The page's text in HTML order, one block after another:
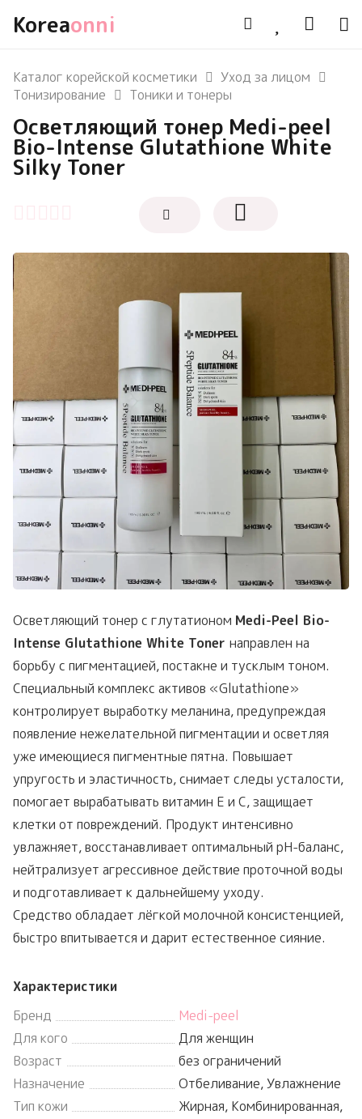
Koreaonni
Каталог корейской косметики
Уход за лицом
Тонизирование
Тоники и тонеры
Осветляющий тонер Medi-peel
Bio-Intense Glutathione White
Silky Toner
Осветляющий тонер с глутатионом Medi-Peel Bio-
Intense Glutathione White Toner направлен на
борьбу с пигментацией, постакне и тусклым тоном.
Специальный комплекс активов «Glutathione»
контролирует выработку меланина, предупреждая
появление нежелательной пигментации и осветляя
уже имеющиеся пигментные пятна. Повышает
упругость и эластичность, снимает следы усталости,
помогает вырабатывать витамин Е и С, защищает
клетки от повреждений. Продукт интенсивно
увлажняет, восстанавливает оптимальный pH-баланс,
нейтрализует агрессивное действие проточной воды
и подготавливает к дальнейшему уходу.
Средство обладает лёгкой молочной консистенцией,
быстро впитывается и дарит естественное сияние.
Характеристики
Бренд
Medi-peel
Для кого
Для женщин
Возраст
без ограничений
Назначение
Отбеливание, Увлажнение
Тип кожи
Жирная, Комбинированная,